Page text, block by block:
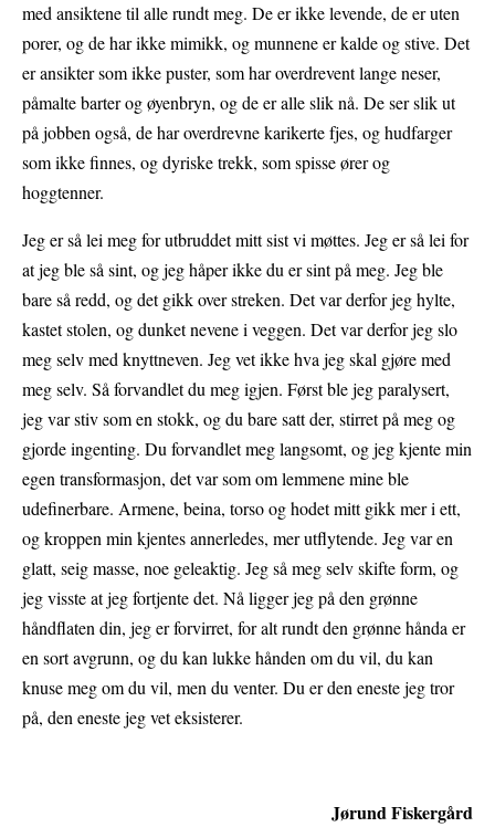
med ansiktene til alle rundt meg. De er ikke levende, de er uten
porer, og de har ikke mimikk, og munnene er kalde og stive. Det
er ansikter som ikke puster, som har overdrevent lange neser,
påmalte barter og øyenbryn, og de er alle slik nå. De ser slik ut
på jobben også, de har overdrevne karikerte fjes, og hudfarger
som ikke finnes, og dyriske trekk, som spisse ører og
hoggtenner.
Jeg er så lei meg for utbruddet mitt sist vi møttes. Jeg er så lei for
at jeg ble så sint, og jeg håper ikke du er sint på meg. Jeg ble
bare så redd, og det gikk over streken. Det var derfor jeg hylte,
kastet stolen, og dunket nevene i veggen. Det var derfor jeg slo
meg selv med knyttneven. Jeg vet ikke hva jeg skal gjøre med
meg selv. Så forvandlet du meg igjen. Først ble jeg paralysert,
jeg var stiv som en stokk, og du bare satt der, stirret på meg og
gjorde ingenting. Du forvandlet meg langsomt, og jeg kjente min
egen transformasjon, det var som om lemmene mine ble
udefinerbare. Armene, beina, torso og hodet mitt gikk mer i ett,
og kroppen min kjentes annerledes, mer utflytende. Jeg var en
glatt, seig masse, noe geleaktig. Jeg så meg selv skifte form, og
jeg visste at jeg fortjente det. Nå ligger jeg på den grønne
håndflaten din, jeg er forvirret, for alt rundt den grønne hånda er
en sort avgrunn, og du kan lukke hånden om du vil, du kan
knuse meg om du vil, men du venter. Du er den eneste jeg tror
på, den eneste jeg vet eksisterer.
Jørund Fiskergård